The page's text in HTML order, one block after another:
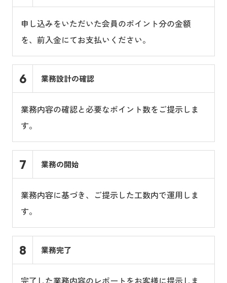
申し込みをいただいた会員のポイント分の金額
を、前入金にてお支払いください。
6 業務設計の確認
業務内容の確認と必要なポイント数をご提示しま
す。
7 業務の開始
業務内容に基づき、ご提示した工数内で運用しま
す。
8 業務完了
完了した業務内容のレポートをお客様に提示しま